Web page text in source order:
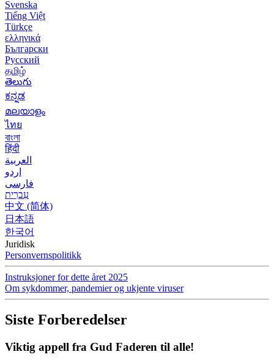
Svenska
Tiếng Việt
Türkçe
ελληνικά
Български
Русский
தமிழ்
తెలుగు
ಕನ್ನಡ
മലയാളം
ไทย
বাংলা
हिंदी
العربية
اردو
فارسی
עִברִית
中文 (简体)
日本語
한국어
Juridisk
Personvernspolitikk
Instruksjoner for dette året 2025
Om sykdommer, pandemier og ukjente viruser
Siste Forberedelser
Viktig appell fra Gud Faderen til alle!